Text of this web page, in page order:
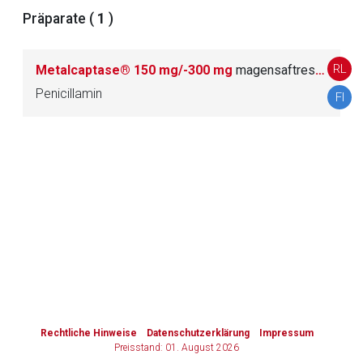
Präparate ( 1 )
Metalcaptase® 150 mg/-300 mg magensaftresistente Tabletten
Penicillamin
RL
FI
Rechtliche Hinweise Datenschutzerklärung
Impressum
Preisstand: 01. August 2026